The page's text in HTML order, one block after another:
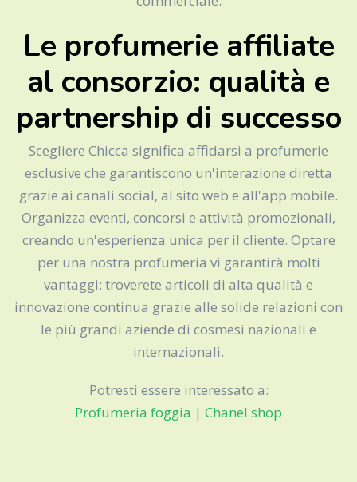
Le profumerie affiliate
al consorzio: qualità e
partnership di successo
Scegliere Chicca significa affidarsi a profumerie
esclusive che garantiscono un'interazione diretta
grazie ai canali social, al sito web e all'app mobile.
Organizza eventi, concorsi e attività promozionali,
creando un'esperienza unica per il cliente. Optare
per una nostra profumeria vi garantirà molti
vantaggi: troverete articoli di alta qualità e
innovazione continua grazie alle solide relazioni con
le più grandi aziende di cosmesi nazionali e
internazionali.
Potresti essere interessato a:
Profumeria foggia | Chanel shop